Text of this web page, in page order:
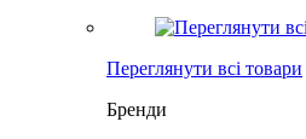
Переглянути всі товари
Бренди